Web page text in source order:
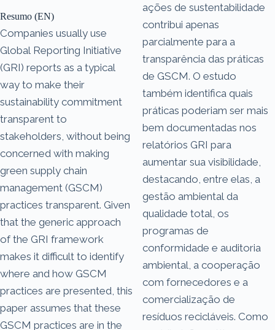
Resumo (EN)
Companies usually use
Global Reporting Initiative
(GRI) reports as a typical
way to make their
sustainability commitment
transparent to
stakeholders, without being
concerned with making
green supply chain
management (GSCM)
practices transparent. Given
that the generic approach
of the GRI framework
makes it difficult to identify
where and how GSCM
practices are presented, this
paper assumes that these
GSCM practices are in the
ações de sustentabilidade
contribui apenas
parcialmente para a
transparência das práticas
de GSCM. O estudo
também identifica quais
práticas poderiam ser mais
bem documentadas nos
relatórios GRI para
aumentar sua visibilidade,
destacando, entre elas, a
gestão ambiental da
qualidade total, os
programas de
conformidade e auditoria
ambiental, a cooperação
com fornecedores e a
comercialização de
resíduos recicláveis. Como